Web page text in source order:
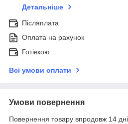
Детальніше
Післяплата
Оплата на рахунок
Готівкою
Всі умови оплати
Умови повернення
Повернення товару впродовж 14